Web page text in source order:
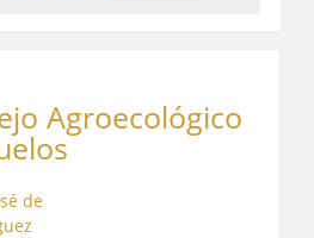
Agroecológico
de